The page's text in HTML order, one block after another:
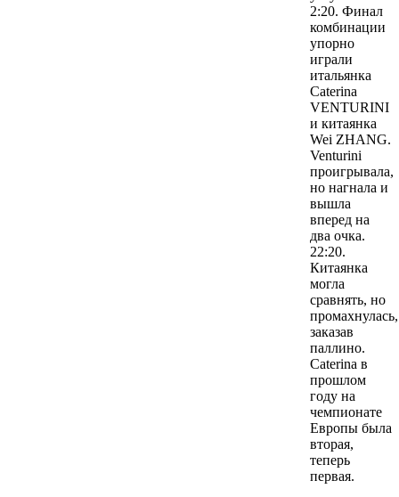
2:20. Финал
комбинации
упорно
играли
итальянка
Caterina
VENTURINI
и китаянка
Wei ZHANG.
Venturini
проигрывала,
но нагнала и
вышла
вперед на
два очка.
22:20.
Китаянка
могла
сравнять, но
промахнулась,
заказав
паллино.
Caterina в
прошлом
году на
чемпионате
Европы была
вторая,
теперь
первая.